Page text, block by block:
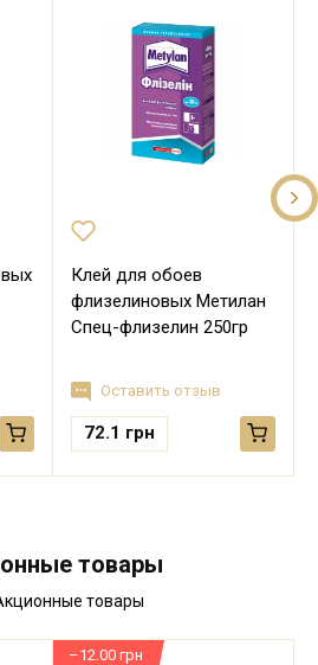
Клей для обоев
флизелиновых Метилан
Спец-флизелин 250гр
Оставить отзыв
72.1 грн
товары
товары
–12.00 грн